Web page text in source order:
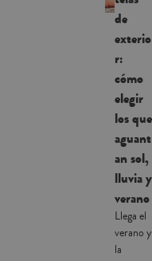
de
exterio
r:
cómo
elegir
los que
aguant
an sol,
lluvia y
verano
Llega el
verano y
la